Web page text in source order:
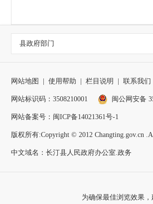
县政府部门
网站地图 | 使用帮助 | 栏目说明 | 联系我们
网站标识码：3508210001 闽公网安备
网站备案号： 闽ICP备14021361号-1
版权所有:Copyright © 2012 Changting.gov.cn
中文域名：长汀县人民政府办公室.政务
为确保最佳浏览效果